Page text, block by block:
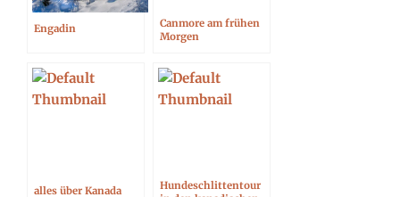
Engadin
Canmore am frühen
Morgen
alles über Kanada
Hundeschlittentour